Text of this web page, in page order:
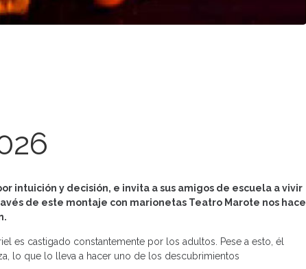
intuición y decisión, e invita a sus amigos de escuela a vivir
de este montaje con marionetas Teatro Marote nos hace
es castigado constantemente por los adultos. Pese a esto, él
lo que lo lleva a hacer uno de los descubrimientos